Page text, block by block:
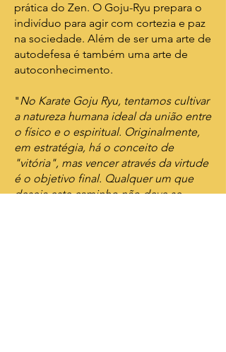
prática do Zen. O Goju-Ryu prepara o
indivíduo para agir com cortezia e paz
na sociedade. Além de ser uma arte de
autodefesa é também uma arte de
autoconhecimento.
"No Karate Goju Ryu, tentamos cultivar
a natureza humana ideal da união entre
o físico e o espiritual. Originalmente,
em estratégia, há o conceito de
"vitória", mas vencer através da virtude
é o objetivo final. Qualquer um que
deseja este caminho não deve se